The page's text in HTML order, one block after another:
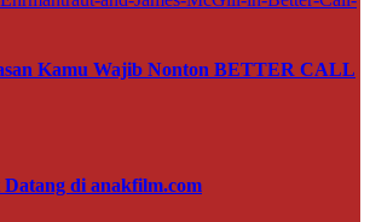
Kamu Wajib Nonton BETTER CALL
Datang di anakfilm.com